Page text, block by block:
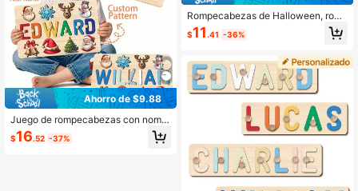
Ahorro de $9.88
Juego de rompecabezas con nombr
e personalizado para niñas, juguete
s Montessori para niños pequeños, r
$16.52 -37%
Rompecabezas de Halloween, rom
pecabezas de alfabeto de madera, r
ompecabezas con nombre personal
cabezas con nombre de bebé, romp
ecabezas de madera de Halloween
para niños pequeños, juguete de ro
mpecabezas de alfabeto 3D, juguet
e de rompecabezas de madera pers
onalizado, juguetes de aprendizaje
temprano para niño o niña, rompeca
bezas de madera, regalos personali
zados, primer regalo de cumpleaño
s #1, regalo de cumpleaños, regalo
de aniversario, conjunto de bloques
de construcción (con clavijas)
$11.41 -36%